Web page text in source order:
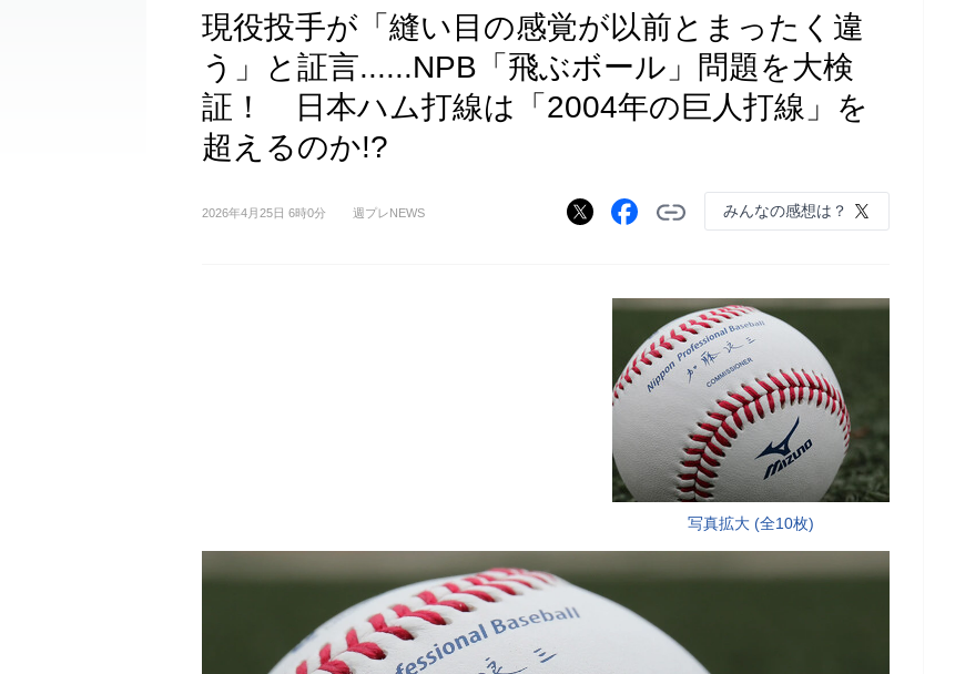
現役投手が「縫い目の感覚が以前とまったく違
う」と証言......NPB「飛ぶボール」問題を大検
証！ 日本ハム打線は「2004年の巨人打線」を
超えるのか!?
2026年4月25日 6時0分 週プレNEWS みんなの感想は？
写真拡大 (全10枚)